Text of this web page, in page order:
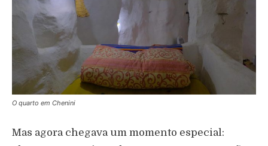
O quarto em Chenini
Mas agora chegava um momento especial: